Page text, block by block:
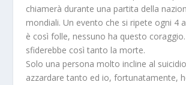
chiamerà durante una partita della
mondiali. Un evento che si ripete ogni 4
è così folle, nessuno ha questo
sfiderebbe così tanto la morte.
Solo una persona molto incline al
azzardare tanto ed io, fortunatamente,